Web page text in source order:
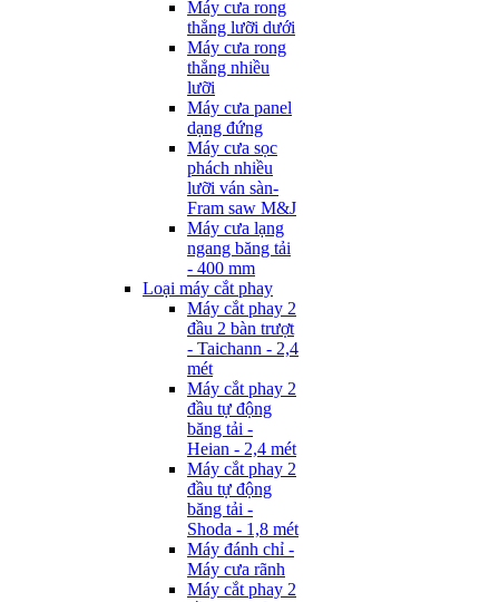
Máy cưa rong
thẳng lưỡi dưới
Máy cưa rong
thẳng nhiều
lưỡi
Máy cưa panel
dạng đứng
Máy cưa sọc
phách nhiều
lưỡi ván sàn-
Fram saw M&J
Máy cưa lạng
ngang băng tải
- 400 mm
Loại máy cắt phay
Máy cắt phay 2
đầu 2 bàn trượt
- Taichann - 2,4
mét
Máy cắt phay 2
đầu tự động
băng tải -
Heian - 2,4 mét
Máy cắt phay 2
đầu tự động
băng tải -
Shoda - 1,8 mét
Máy đánh chỉ -
Máy cưa rãnh
Máy cắt phay 2